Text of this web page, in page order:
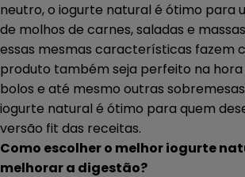
neutro, o iogurte natural é ótimo para
de molhos de carnes, saladas e
essas mesmas características fazem
produto também seja perfeito na hora
bolos e até mesmo outras
iogurte natural é ótimo para quem
versão fit das receitas.
Como escolher o melhor iogurte
melhorar a digestão?